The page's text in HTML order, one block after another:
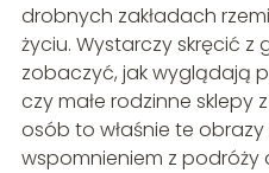
drobnych zakładach
życiu. Wystarczy skręcić z
zobaczyć, jak wyglądają
czy małe rodzinne sklepy
osób to właśnie te
wspomnieniem z podróży